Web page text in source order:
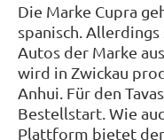
Die Marke Cupra
spanisch.
Autos der Marke
wird in Zwickau
Anhui. Für den
Bestellstart. Wie
Plattform bietet